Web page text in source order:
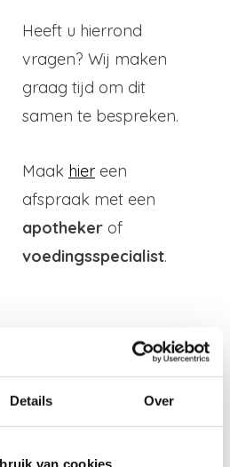
Details Over
van cookies
Heeft u hierrond
vragen? Wij maken
graag tijd om dit
samen te bespreken.
Maak hiereen
afspraak met een
apotheker of
voedingsspecialist.